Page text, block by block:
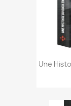
Une